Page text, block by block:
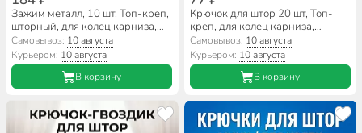
Зажим металл, 10 шт, Топ-креп,
шторный, для колец карниза,
серебро, 062-24
Самовывоз: 10 августа
Курьером: 10 августа
В корзину
Крючок для штор 20 шт, Топ-
креп, для колец карниза,
коричневый, 062-6
Самовывоз: 10 августа
Курьером: 10 августа
В корзину